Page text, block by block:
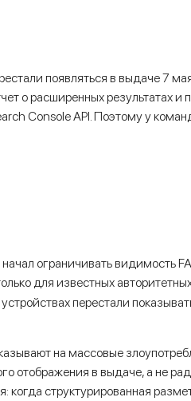
появляться в выдаче 7
о расширенных результатах и
Console API. Поэтому у
ограничивать видимость
для известных
перестали
на массовые
отображения в выдаче, а не
когда структурированная